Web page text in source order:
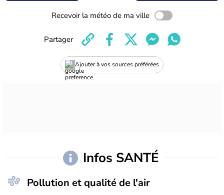
Recevoir la météo de ma ville
Ajouter à vos sources préférées
Partager
Infos SANTÉ
Pollution et qualité de l'air